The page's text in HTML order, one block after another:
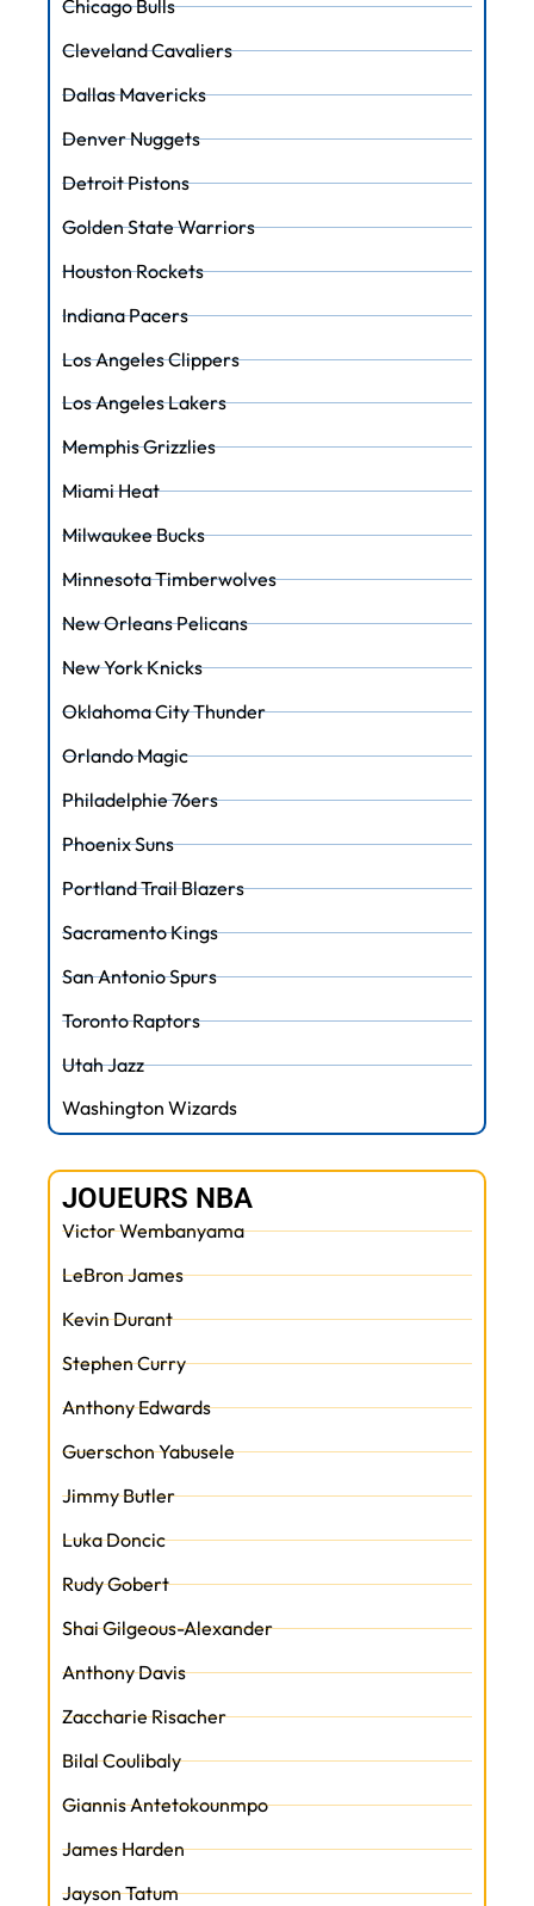
Chicago Bulls
Cleveland Cavaliers
Dallas Mavericks
Denver Nuggets
Detroit Pistons
Golden State Warriors
Houston Rockets
Indiana Pacers
Los Angeles Clippers
Los Angeles Lakers
Memphis Grizzlies
Miami Heat
Milwaukee Bucks
Minnesota Timberwolves
New Orleans Pelicans
New York Knicks
Oklahoma City Thunder
Orlando Magic
Philadelphie 76ers
Phoenix Suns
Portland Trail Blazers
Sacramento Kings
San Antonio Spurs
Toronto Raptors
Utah Jazz
Washington Wizards
JOUEURS NBA
Victor Wembanyama
LeBron James
Kevin Durant
Stephen Curry
Anthony Edwards
Guerschon Yabusele
Jimmy Butler
Luka Doncic
Rudy Gobert
Shai Gilgeous-Alexander
Anthony Davis
Zaccharie Risacher
Bilal Coulibaly
Giannis Antetokounmpo
James Harden
Jayson Tatum